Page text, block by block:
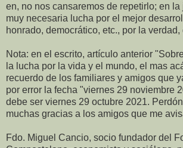
en, no nos cansaremos de repetirlo; en la
muy necesaria lucha por el mejor
honrado, democrático, etc., por la
Nota: en el escrito, artículo anterior
la lucha por la vida y el mundo, el mas
recuerdo de los familiares y amigos que
por error la fecha "viernes 29 noviembre
debe ser viernes 29 octubre 2021.
muchas gracias a los amigos que me
Fdo. Miguel Cancio, socio fundador del